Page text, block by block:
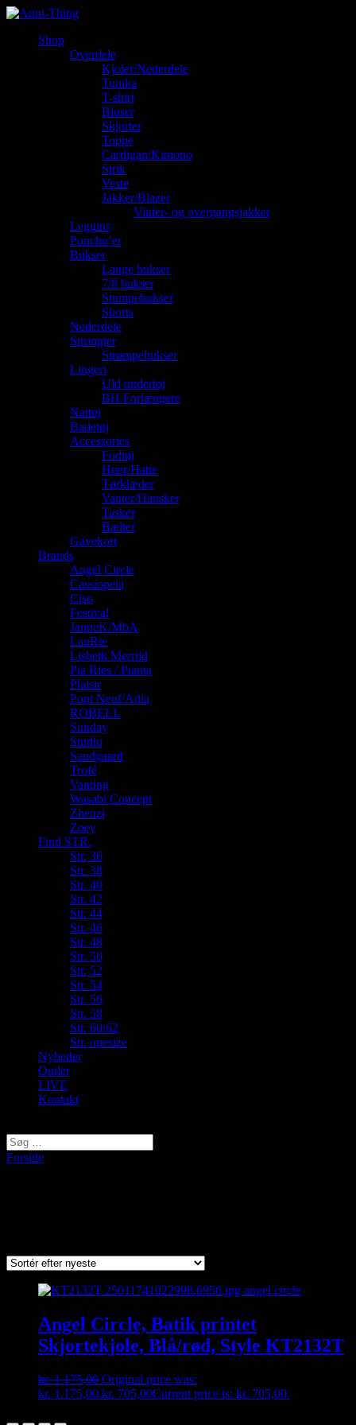
Shop
Overdele
Kjoler/Nederdele
Tunika
T-shirt
Bluser
Skjorter
Toppe
Cardigan/Kimono
Strik
Veste
Jakker/Blazer
Vinter- og overgangsjakker
Leggins
Poncho’er
Bukser
Lange bukser
7/8 bukser
Stumpebukser
Shorts
Nederdele
Strømper
Strømpebukser
Lingeri
Uld undertøj
BH Forlængere
Nattøj
Badetøj
Accessories
Fodtøj
Huer/Hatte
Tørklæder
Vanter/Hansker
Tasker
Bælter
Gavekort
Brands
Angel Circle
Cassiopeia
Ciso
Festival
JanneK/MbA
LauRie
Lisbeth Merrild
Pia Ries / Pianta
Plaisir
Pont Neuf/Adia
ROBELL
Sunday
Studio
Sandgaard
Trofé
Vanting
Wasabi Concept
Zhenzi
Zoey
Find STR.
Str. 36
Str. 38
Str. 40
Str. 42
Str. 44
Str. 46
Str. 48
Str. 50
Str. 52
Str. 54
Str. 56
Str. 58
Str. 60/62
Str. onesize
Nyheder
Outlet
LIVE
Kontakt
Forside
Angel Circle, Batik printet
Skjortekjole, Blå/rød, Style KT2132T
kr.1.175,00 Original price was:
kr. 1.175,00.kr. 705,00Current price is: kr. 705,00.